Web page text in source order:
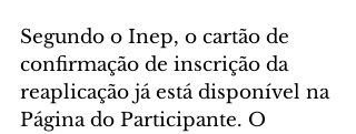
Segundo o Inep, o cartão de
confirmação de inscrição da
reaplicação já está disponível na
Página do Participante. O